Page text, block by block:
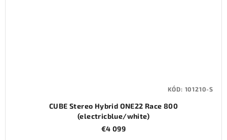
CUBE Stereo Hybrid ONE22 Race 800
(electricblue/white)
€4 099
KÓD: 101210-S